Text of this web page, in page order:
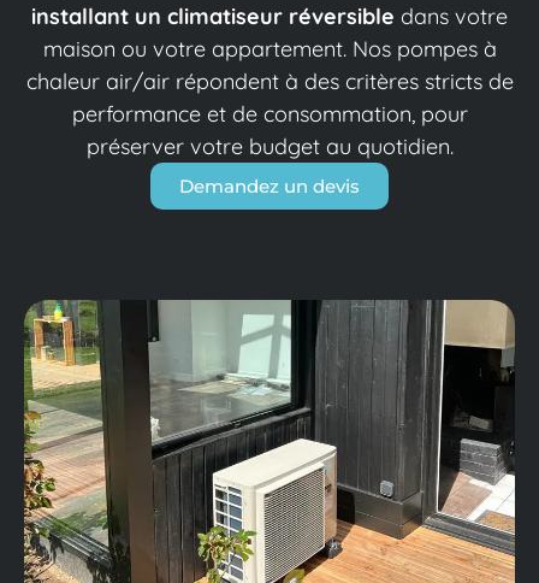
installant un climatiseur réversible dans votre
maison ou votre appartement. Nos pompes à
chaleur air/air répondent à des critères stricts de
performance et de consommation, pour
préserver votre budget au quotidien.
Demandez un devis